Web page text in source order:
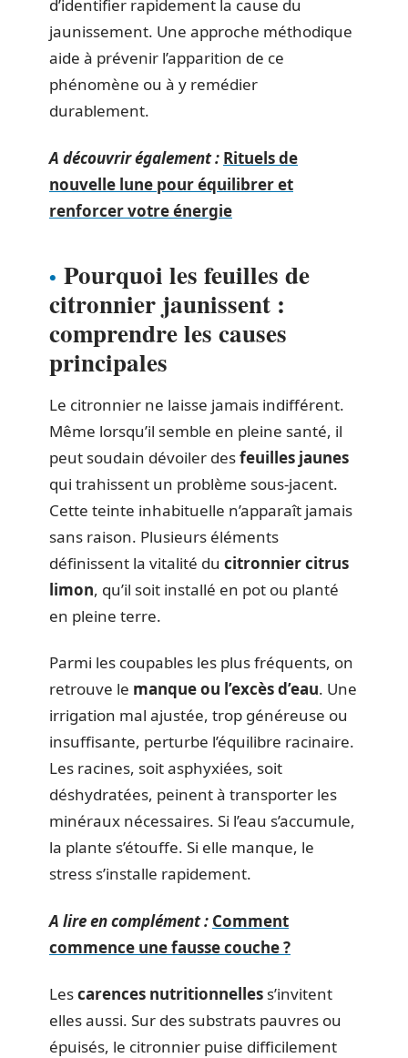
d’identifier rapidement la cause du
jaunissement. Une approche méthodique
aide à prévenir l’apparition de ce
phénomène ou à y remédier
durablement.
A découvrir également : Rituels de
nouvelle lune pour équilibrer et
renforcer votre énergie
Pourquoi les feuilles de
citronnier jaunissent :
comprendre les causes
principales
Le citronnier ne laisse jamais indifférent.
Même lorsqu’il semble en pleine santé, il
peut soudain dévoiler desfeuilles jaunes
qui trahissent un problème sous-jacent.
Cette teinte inhabituelle n’apparaît jamais
sans raison. Plusieurs éléments
définissent la vitalité du citronnier citrus
limon, qu’il soit installé en pot ou planté
en pleine terre.
Parmi les coupables les plus fréquents, on
retrouve le manque ou l’excès d’eau. Une
irrigation mal ajustée, trop généreuse ou
insuffisante, perturbe l’équilibre racinaire.
Les racines, soit asphyxiées, soit
déshydratées, peinent à transporter les
minéraux nécessaires. Si l’eau s’accumule,
la plante s’étouffe. Si elle manque, le
stress s’installe rapidement.
A lire en complément : Comment
commence une fausse couche ?
Lescarences nutritionnelles s’invitent
elles aussi. Sur des substrats pauvres ou
épuisés, le citronnier puise difficilement